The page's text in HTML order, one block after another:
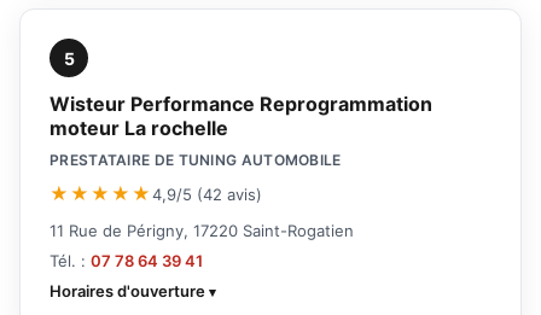
5
Wisteur Performance Reprogrammation
moteur La rochelle
PRESTATAIRE DE TUNING AUTOMOBILE
★★★★★4,9/5 (42 avis)
11 Rue de Périgny, 17220 Saint-Rogatien
Tél. : 07 78 64 39 41
Horaires d'ouverture